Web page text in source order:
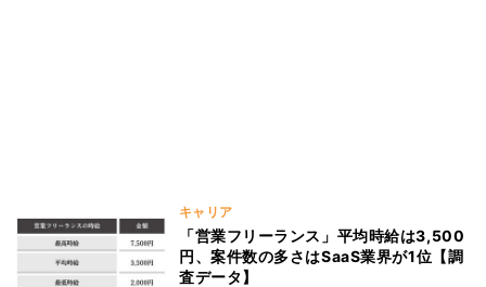
キャリア
「営業フリーランス」平均時給は3,500
円、案件数の多さはSaaS業界が1位【調
査データ】